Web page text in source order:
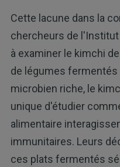
Cette lacune dans la
chercheurs de
à examiner le kimchi
de légumes fermentés
microbien riche, le
unique d'étudier
alimentaire
immunitaires. Leurs
ces plats fermentés